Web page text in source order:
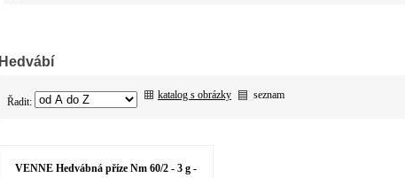
Hedvábí
Řadit:
katalog s obrázky seznam
VENNE Hedvábná příze Nm 60/2 - 3 g -